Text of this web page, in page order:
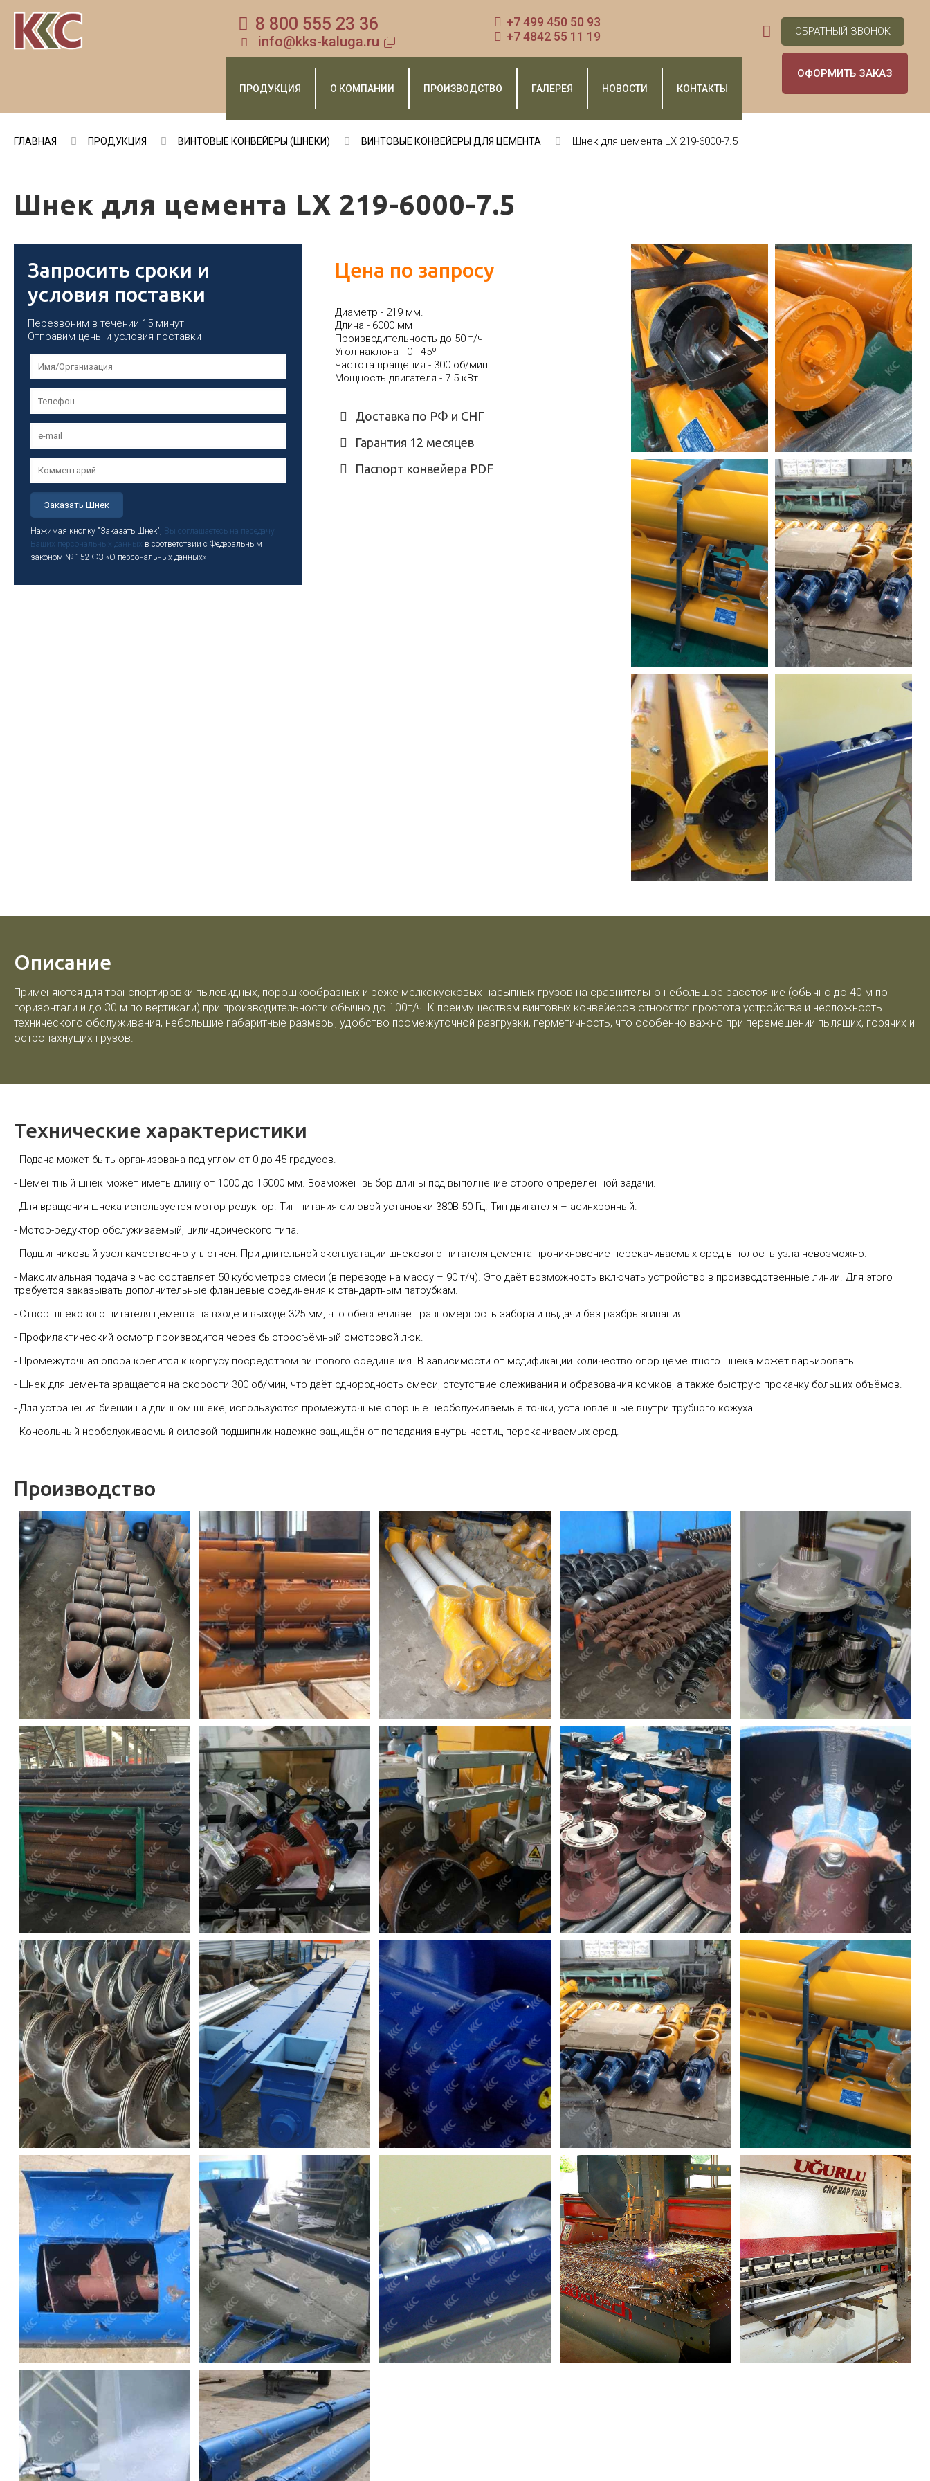
8 800 555 23 36
info@kks-kaluga.ru
+7 499 450 50 93
+7 4842 55 11 19
ПРОДУКЦИЯ О КОМПАНИИ ПРОИЗВОДСТВО ГАЛЕРЕЯ НОВОСТИ КОНТАКТЫ
ОБРАТНЫЙ ЗВОНОК
ОФОРМИТЬ ЗАКАЗ
ГЛАВНАЯ ПРОДУКЦИЯ ВИНТОВЫЕ КОНВЕЙЕРЫ (ШНЕКИ) ВИНТОВЫЕ КОНВЕЙЕРЫ ДЛЯ ЦЕМЕНТА Шнек для цемента LX 219-6000-7.5
Шнек для цемента LX 219-6000-7.5
Запросить сроки и
условия поставки
Перезвоним в течении 15 минут
Отправим цены и условия поставки
Нажимая кнопку "Заказать Шнек", Вы соглашаетесь на передачу
Ваших персональных данных в соответствии с Федеральным
законом № 152-ФЗ «О персональных данных»
Цена по запросу
Диаметр - 219 мм.
Длина - 6000 мм
Производительность до 50 т/ч
Угол наклона - 0 - 45º
Частота вращения - 300 об/мин
Мощность двигателя - 7.5 кВт
Доставка по РФ и СНГ
Гарантия 12 месяцев
Паспорт конвейера PDF
Описание
Применяются для транспортировки пылевидных, порошкообразных и реже мелкокусковых насыпных грузов на сравнительно небольшое расстояние (обычно до 40 м по
горизонтали и до 30 м по вертикали) при производительности обычно до 100т/ч. К преимуществам винтовых конвейеров относятся простота устройства и несложность
технического обслуживания, небольшие габаритные размеры, удобство промежуточной разгрузки, герметичность, что особенно важно при перемещении пылящих, горячих и
остропахнущих грузов.
Технические характеристики
- Подача может быть организована под углом от 0 до 45 градусов.
- Цементный шнек может иметь длину от 1000 до 15000 мм. Возможен выбор длины под выполнение строго определенной задачи.
- Для вращения шнека используется мотор-редуктор. Тип питания силовой установки 380В 50 Гц. Тип двигателя – асинхронный.
- Мотор-редуктор обслуживаемый, цилиндрического типа.
- Подшипниковый узел качественно уплотнен. При длительной эксплуатации шнекового питателя цемента проникновение перекачиваемых сред в полость узла невозможно.
- Максимальная подача в час составляет 50 кубометров смеси (в переводе на массу – 90 т/ч). Это даёт возможность включать устройство в производственные линии. Для этого
требуется заказывать дополнительные фланцевые соединения к стандартным патрубкам.
- Створ шнекового питателя цемента на входе и выходе 325 мм, что обеспечивает равномерность забора и выдачи без разбрызгивания.
- Профилактический осмотр производится через быстросъёмный смотровой люк.
- Промежуточная опора крепится к корпусу посредством винтового соединения. В зависимости от модификации количество опор цементного шнека может варьировать.
- Шнек для цемента вращается на скорости 300 об/мин, что даёт однородность смеси, отсутствие слеживания и образования комков, а также быструю прокачку больших объёмов.
- Для устранения биений на длинном шнеке, используются промежуточные опорные необслуживаемые точки, установленные внутри трубного кожуха.
- Консольный необслуживаемый силовой подшипник надежно защищён от попадания внутрь частиц перекачиваемых сред.
Производство